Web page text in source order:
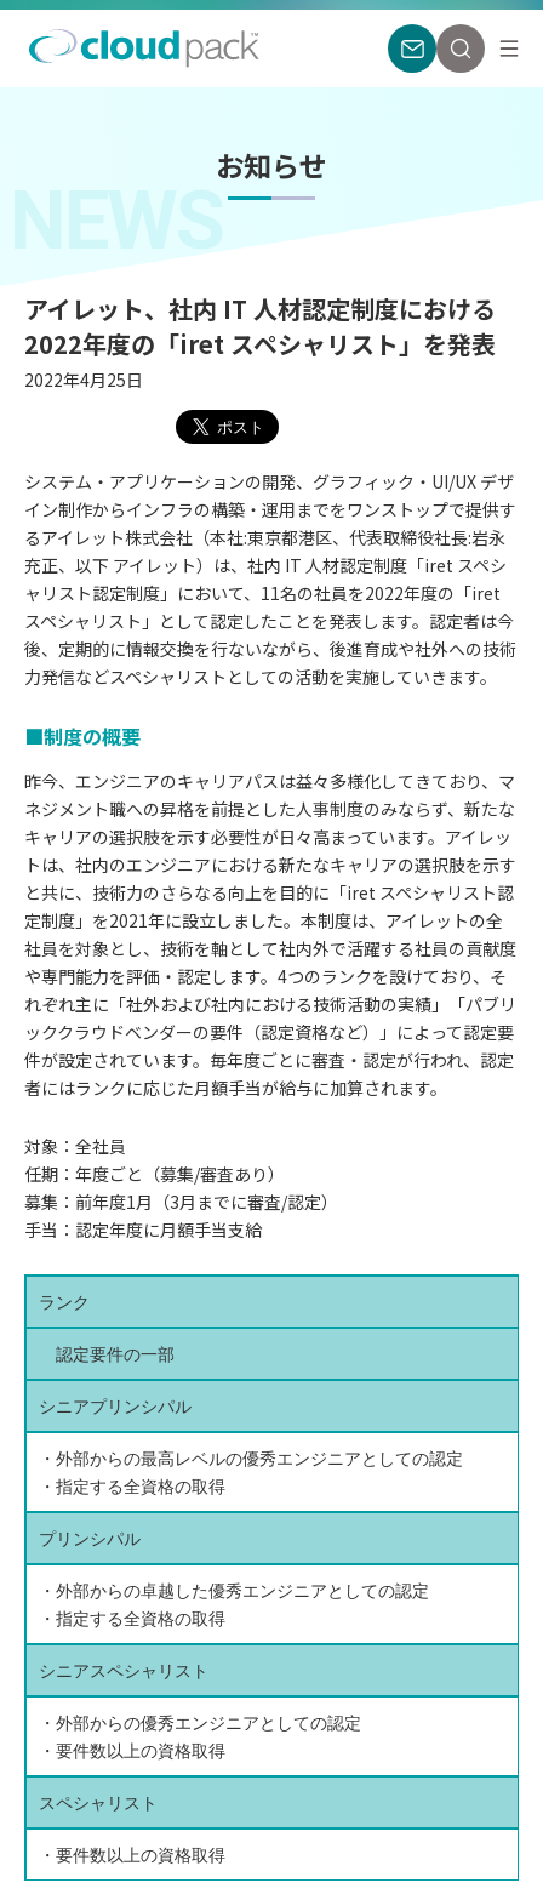
お知らせ
NEWS
アイレット、社内 IT 人材認定制度における
2022年度の「iret スペシャリスト」を発表
2022年4月25日
システム・アプリケーションの開発、グラフィック・UI/UX デザ
イン制作からインフラの構築・運用までをワンストップで提供す
るアイレット株式会社（本社:東京都港区、代表取締役社長:岩永
充正、以下 アイレット）は、社内 IT 人材認定制度「iret スペシ
ャリスト認定制度」において、11名の社員を2022年度の「iret
スペシャリスト」として認定したことを発表します。認定者は今
後、定期的に情報交換を行ないながら、後進育成や社外への技術
力発信などスペシャリストとしての活動を実施していきます。
■制度の概要
昨今、エンジニアのキャリアパスは益々多様化してきており、マ
ネジメント職への昇格を前提とした人事制度のみならず、新たな
キャリアの選択肢を示す必要性が日々高まっています。アイレッ
トは、社内のエンジニアにおける新たなキャリアの選択肢を示す
と共に、技術力のさらなる向上を目的に「iret スペシャリスト認
定制度」を2021年に設立しました。本制度は、アイレットの全
社員を対象とし、技術を軸として社内外で活躍する社員の貢献度
や専門能力を評価・認定します。4つのランクを設けており、そ
れぞれ主に「社外および社内における技術活動の実績」「パブリ
ッククラウドベンダーの要件（認定資格など）」によって認定要
件が設定されています。毎年度ごとに審査・認定が行われ、認定
者にはランクに応じた月額手当が給与に加算されます。
対象：全社員
任期：年度ごと（募集/審査あり）
募集：前年度1月（3月までに審査/認定）
手当：認定年度に月額手当支給
ランク
認定要件の一部
シニアプリンシパル
・外部からの最高レベルの優秀エンジニアとしての認定
・指定する全資格の取得
プリンシパル
・外部からの卓越した優秀エンジニアとしての認定
・指定する全資格の取得
シニアスペシャリスト
・外部からの優秀エンジニアとしての認定
・要件数以上の資格取得
スペシャリスト
・要件数以上の資格取得